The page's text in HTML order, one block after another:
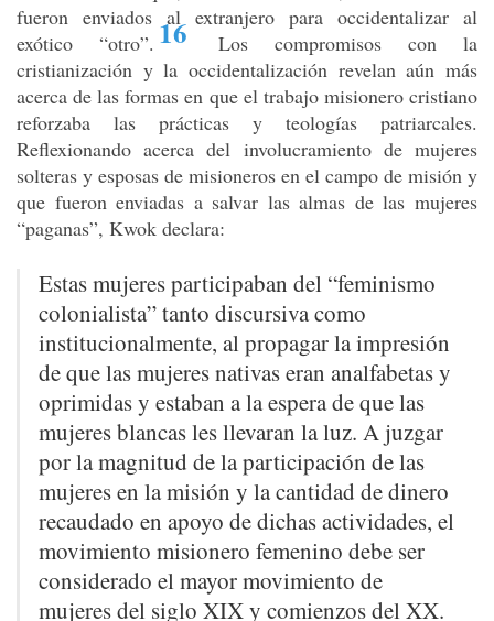
fueron enviados al extranjero para occidentalizar al
exótico “otro”. 16
Los compromisos con la
cristianización y la occidentalización revelan aún más
acerca de las formas en que el trabajo misionero cristiano
reforzaba las prácticas y teologías patriarcales.
Reflexionando acerca del involucramiento de mujeres
solteras y esposas de misioneros en el campo de misión y
que fueron enviadas a salvar las almas de las mujeres
“paganas”, Kwok declara:
Estas mujeres participaban del “feminismo
colonialista” tanto discursiva como
institucionalmente, al propagar la impresión
de que las mujeres nativas eran analfabetas y
oprimidas y estaban a la espera de que las
mujeres blancas les llevaran la luz. A juzgar
por la magnitud de la participación de las
mujeres en la misión y la cantidad de dinero
recaudado en apoyo de dichas actividades, el
movimiento misionero femenino debe ser
considerado el mayor movimiento de
mujeres del siglo XIX y comienzos del XX.